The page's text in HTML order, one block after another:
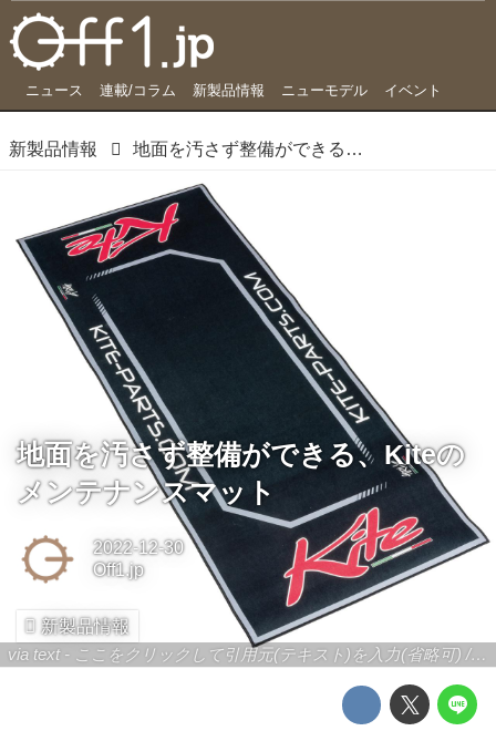
ニュース 連載/コラム 新製品情報 ニューモデル イベント
新製品情報 地面を汚さず整備ができる、Kiteのメンテナンスマット
via text - ここをクリックして引用元(テキスト)を入力(省略可) / site.to.link.com - ここをクリックして引用元を入力(省略可)
地面を汚さず整備ができる、Kiteの
メンテナンスマット
2022-12-30
Off1.jp
新製品情報